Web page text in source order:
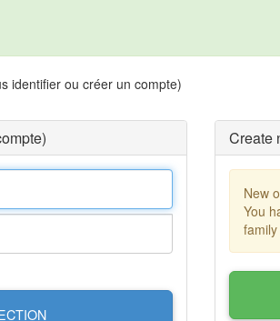
identifier ou créer un compte)
Create
New
You